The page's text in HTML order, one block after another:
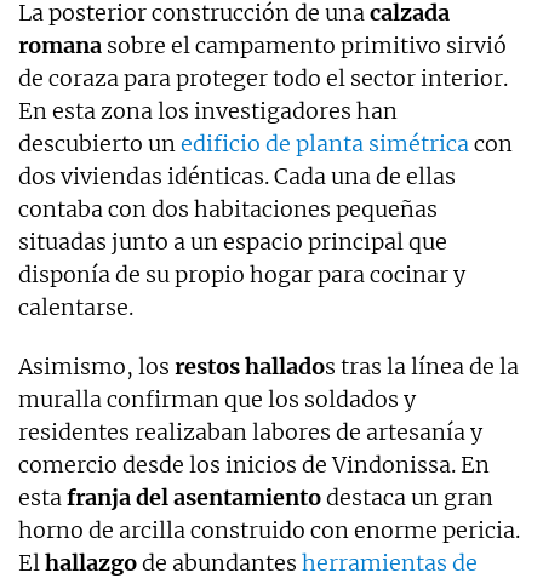
La posterior construcción de unacalzada
romana sobre el campamento primitivo sirvió
de coraza para proteger todo el sector interior.
En esta zona los investigadores han
descubierto unedificio de planta simétricacon
dos viviendas idénticas. Cada una de ellas
contaba con dos habitaciones pequeñas
situadas junto a un espacio principal que
disponía de su propio hogar para cocinar y
calentarse.
Asimismo, los restos hallados tras la línea de la
muralla confirman que los soldados y
residentes realizaban labores de artesanía y
comercio desde los inicios de Vindonissa. En
estafranja del asentamientodestaca un gran
horno de arcilla construido con enorme pericia.
Elhallazgode abundantes herramientas de